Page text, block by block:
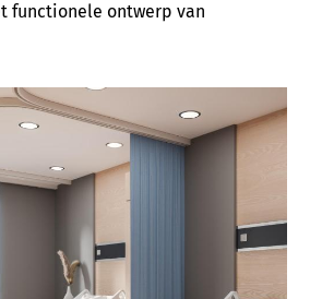
functionele ontwerp van